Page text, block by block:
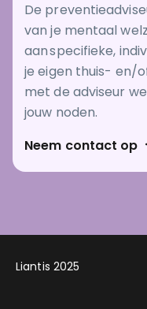
De
van je mentaal
aan specifieke,
je eigen thuis- en/
met de adviseur
jouw noden.
Neem contact op
Liantis 2025